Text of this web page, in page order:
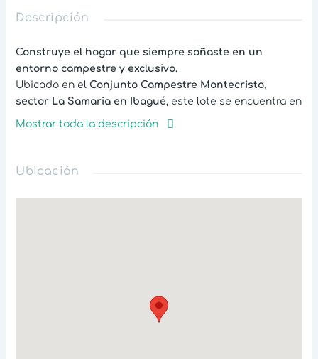
Descripción
Construye el hogar que siempre soñaste en un
entorno campestre y exclusivo.
Ubicado en el Conjunto Campestre Montecristo,
sector La Samaria en Ibagué, este lote se encuentra en
una zona de alta valorización, ideal para quienes
piscina, salón de eventos y parque infantil
transporte.
Mostrar toda la descripción
Ubicación